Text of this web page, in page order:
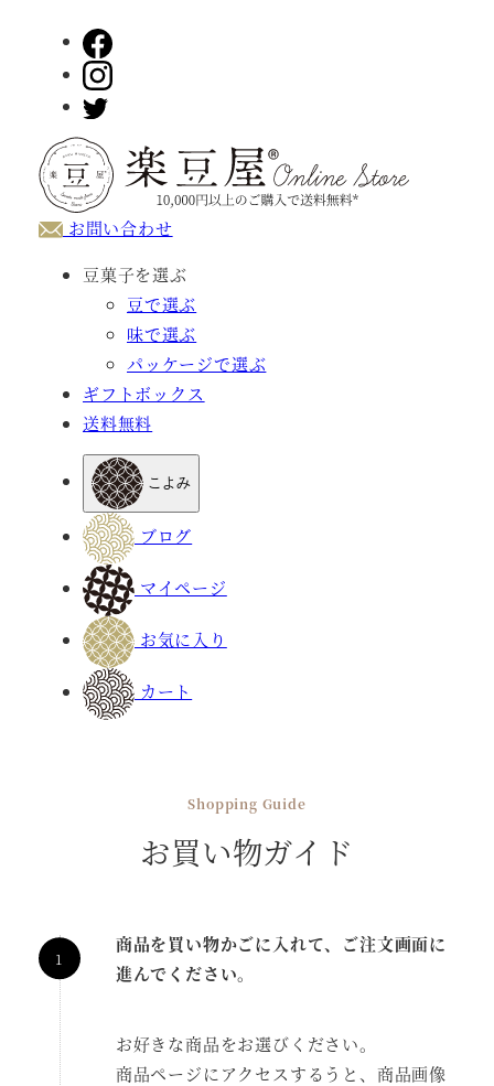
お問い合わせ
豆菓子を選ぶ
豆で選ぶ
味で選ぶ
パッケージで選ぶ
ギフトボックス
送料無料
こよみ
ブログ
マイページ
お気に入り
カート
Shopping Guide
お買い物ガイド
商品を買い物かごに入れて、ご注文画面に
進んでください。
お好きな商品をお選びください。
商品ページにアクセスするうと、商品画像